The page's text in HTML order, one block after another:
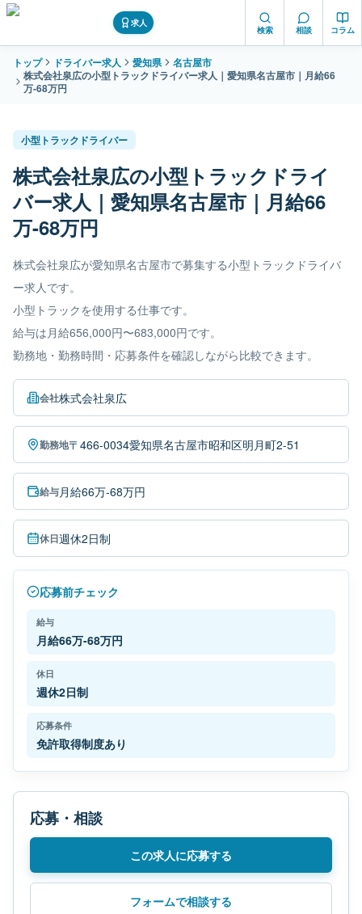
求人
検索 相談 コラム
トップ ドライバー求人 愛知県
名古屋市
株式会社泉広の小型トラックドライバー求人｜愛知県名古屋市｜月給66
万-68万円
小型トラックドライバー
株式会社泉広の小型トラックドライ
バー求人｜愛知県名古屋市｜月給66
万-68万円
株式会社泉広が愛知県名古屋市で募集する小型トラックドライバ
ー求人です。
小型トラックを使用する仕事です。
給与は月給656,000円〜683,000円です。
勤務地・勤務時間・応募条件を確認しながら比較できます。
会社株式会社泉広
勤務地〒466-0034愛知県名古屋市昭和区明月町2-51
給与月給66万-68万円
休日週休2日制
応募前チェック
給与
月給66万-68万円
休日
週休2日制
応募条件
免許取得制度あり
応募・相談
この求人に応募する
フォームで相談する